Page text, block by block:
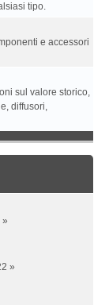
tipo.
e accessori
sul valore storico,
diffusori,
»
»